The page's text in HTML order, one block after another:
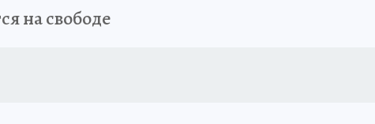
на свободе